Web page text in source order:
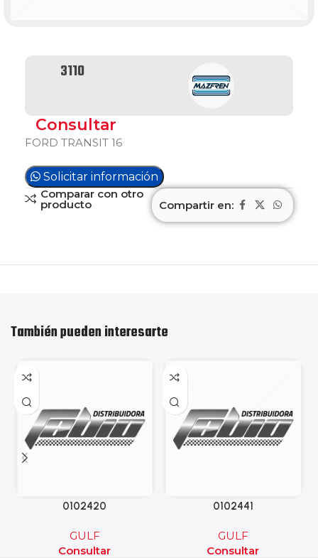
3110
Consultar
FORD TRANSIT 16
Solicitar información
Comparar con otro
producto Compartir en:
También pueden interesarte
0102420
GULF
Consultar
0102441
GULF
Consultar